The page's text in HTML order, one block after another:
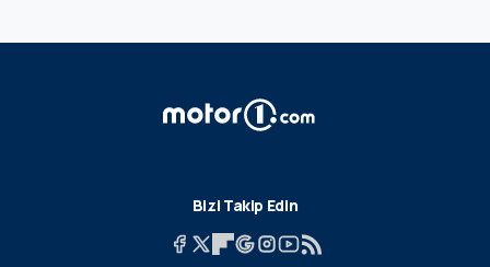
Bizi Takip Edin